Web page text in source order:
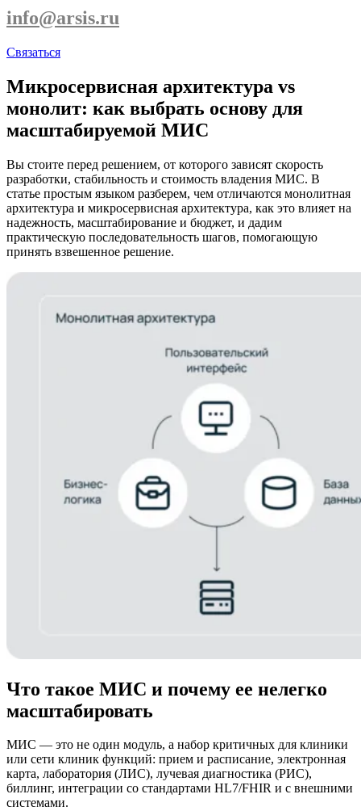
info@arsis.ru
Связаться
Микросервисная архитектура vs
монолит: как выбрать основу для
масштабируемой МИС
Вы стоите перед решением, от которого зависят скорость
разработки, стабильность и стоимость владения МИС. В
статье простым языком разберем, чем отличаются монолитная
архитектура и микросервисная архитектура, как это влияет на
надежность, масштабирование и бюджет, и дадим
практическую последовательность шагов, помогающую
принять взвешенное решение.
Что такое МИС и почему ее нелегко
масштабировать
МИС — это не один модуль, а набор критичных для клиники
или сети клиник функций: прием и расписание, электронная
карта, лаборатория (ЛИС), лучевая диагностика (РИС),
биллинг, интеграции со стандартами HL7/FHIR и с внешними
системами.